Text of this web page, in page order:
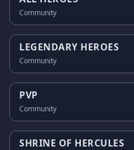
Community
LEGENDARY HEROES
Community
PVP
Community
SHRINE OF HERCULES